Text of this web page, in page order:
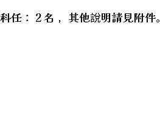
： 2 名 ，其他說明請見附件。